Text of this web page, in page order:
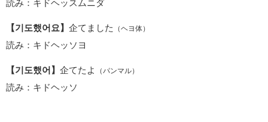
読み：キドヘッスムニダ
【기도했어요】 企てました （ヘヨ体）
読み：キドヘッソヨ
【기도했어】 企てたよ （パンマル）
読み：キドヘッソ